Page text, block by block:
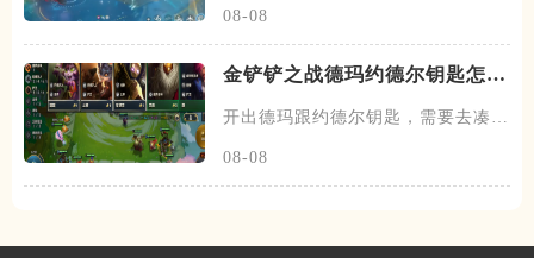
08-08
金铲铲之战德玛约德尔钥匙怎么
开出德玛跟约德尔钥匙，需要去凑约
08-08